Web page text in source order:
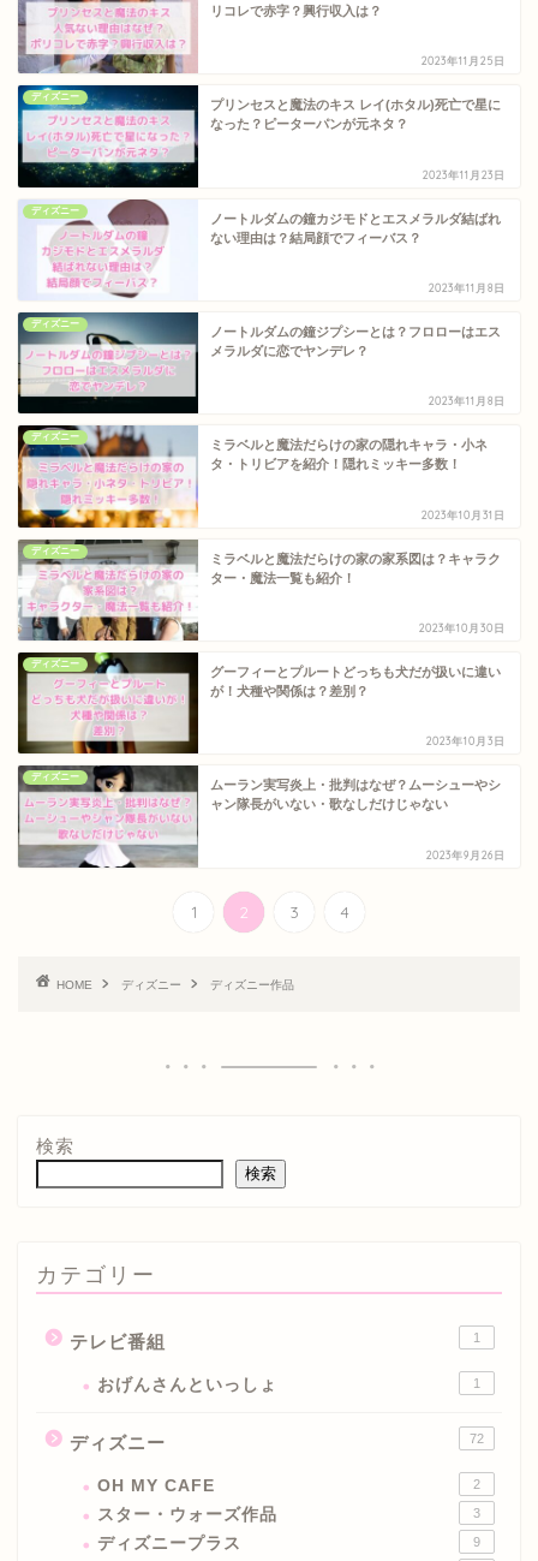
リコレで赤字？興行収入は？
2023年11月25日
ディズニー
プリンセスと魔法のキス レイ(ホタル)死亡で星に
なった？ピーターパンが元ネタ？
2023年11月23日
ディズニー
ノートルダムの鐘カジモドとエスメラルダ結ばれ
ない理由は？結局顔でフィーバス？
2023年11月8日
ディズニー
ノートルダムの鐘ジプシーとは？フロローはエス
メラルダに恋でヤンデレ？
2023年11月8日
ディズニー
ミラベルと魔法だらけの家の隠れキャラ・小ネ
タ・トリビアを紹介！隠れミッキー多数！
2023年10月31日
ディズニー
ミラベルと魔法だらけの家の家系図は？キャラク
ター・魔法一覧も紹介！
2023年10月30日
ディズニー
グーフィーとプルートどっちも犬だが扱いに違い
が！犬種や関係は？差別？
2023年10月3日
ディズニー
ムーラン実写炎上・批判はなぜ？ムーシューやシ
ャン隊長がいない・歌なしだけじゃない
2023年9月26日
1 2 3 4
HOME ディズニー ディズニー作品
検索
検索
カテゴリー
テレビ番組 1
おげんさんといっしょ 1
ディズニー 72
OH MY CAFE 2
スター・ウォーズ作品 3
ディズニープラス 9